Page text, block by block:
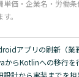
単価・企業名・労働
。
アプリの刷新（業
からKotlinへの移行を
設計から実装までを担